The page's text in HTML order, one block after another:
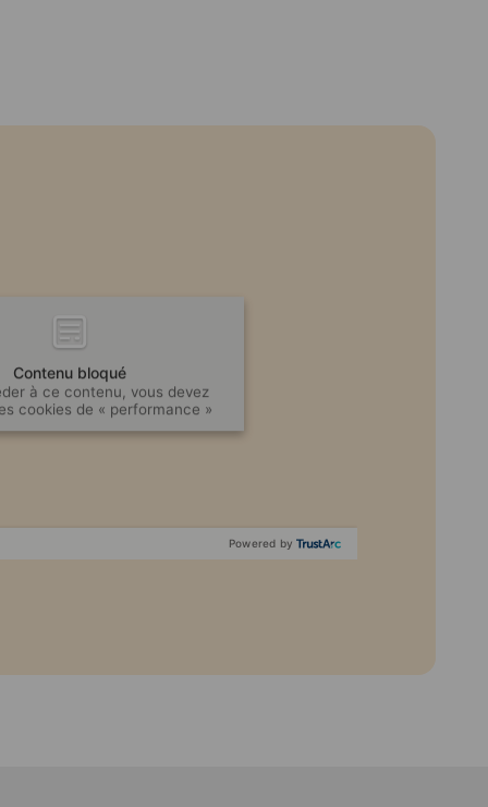
Contenu bloqué
à ce contenu, vous devez
cookies de « performance »
Powered by